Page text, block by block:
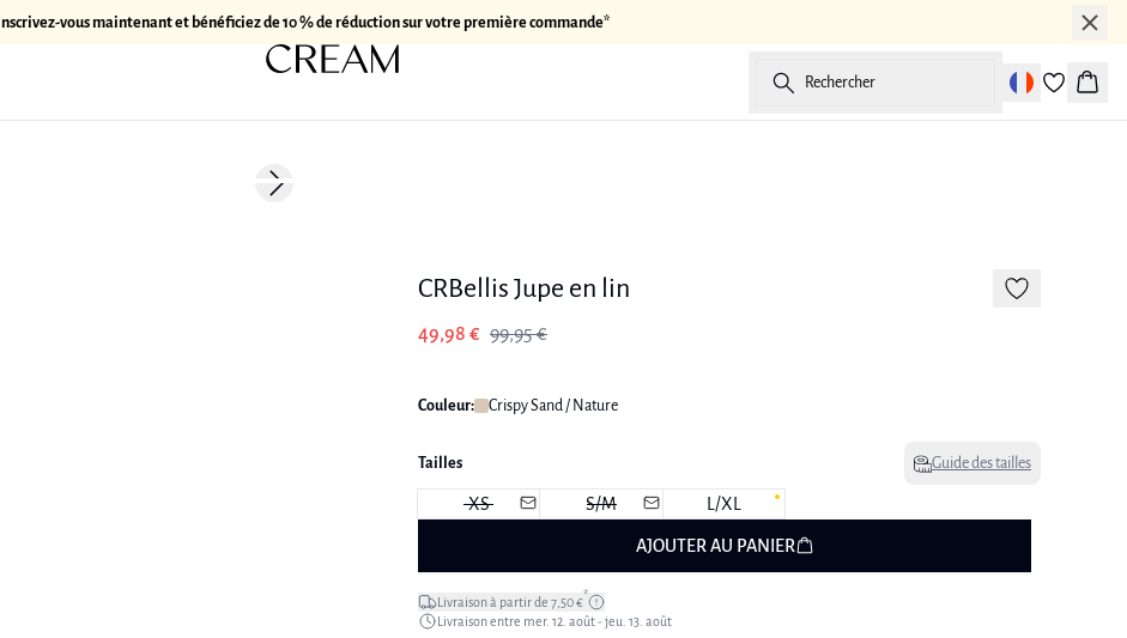
Inscrivez-vous maintenant et bénéficiez de 10 % de réduction sur votre première commande*
Rechercher
Panier
Next slide
CRBellis Jupe en lin
49,98 € 99,95 €
Couleur: Crispy Sand / Nature
Tailles Guide des tailles
XS S/M L/XL
AJOUTER AU PANIER
Livraison à partir de 7,50 €*
Livraison entre mer. 12. août - jeu. 13. août